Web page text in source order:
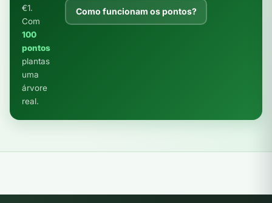
€1.
Com
100
pontos
plantas
uma
árvore
real.
Como funcionam os pontos?